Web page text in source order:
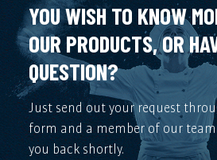
YOU WISH TO KNOW
OUR PRODUCTS, OR
QUESTION?
Just send out your request
form and a member of our
you back shortly.